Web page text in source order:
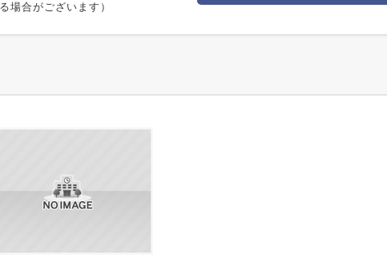
場合がございます）